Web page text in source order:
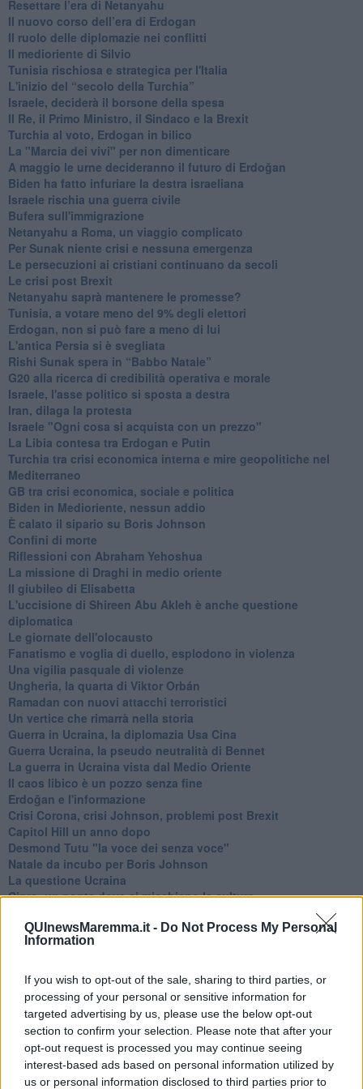
QUInewsMaremma.it - Do Not Process My Personal
Information
If you wish to opt-out of the sale, sharing to third parties, or
processing of your personal or sensitive information for
targeted advertising by us, please use the below opt-out
section to confirm your selection. Please note that after your
opt-out request is processed you may continue seeing
interest-based ads based on personal information utilized by
us or personal information disclosed to third parties prior to
Resettare l’era di Netanyahu
​Il nuovo corso dell’era di Erdogan
Il ruolo delle diplomazie nei conflitti
Il medioriente di Silvio
Tunisia rischiosa e strategica per l'Italia
L'inizio del “secolo della Turchia”
Israele, deciderà il borsone della spesa
Il Re, il Primo Ministro, il Sindaco e la Brexit
Turchia al voto, Erdogan in bilico
La "Marcia dei vivi" per non dimenticare
A maggio le urne decideranno il futuro di Erdoğan
Biden ha fatto infuriare la destra israeliana
Israele rischia una guerra civile
Bufera sull'immigrazione
Netanyahu a Roma, un viaggio complicato
Per Sunak niente crisi e nessuna emergenza
Le persecuzioni ai cristiani continuano da secoli
Le crisi post Brexit
Netanyahu saprà mantenere le promesse?
Tunisia, a votare meno del 9% degli elettori
Erdogan, non si può fare a meno di lui
L'antica Persia si è svegliata
Rishi Sunak spera in “Babbo Natale”
G20 alla ricerca di credibilità operativa e morale
Israele, l'asse politico si sposta a destra
Iran, dilaga la protesta
Israele "Ogni cosa si acquista con un prezzo"
La Libia contesa tra Erdogan e Putin
Turchia tra crisi economica interna e mire geopolitiche nel
Mediterraneo
GB tra crisi economica, sociale e politica
Biden in Medioriente, nessun addio
È calato il sipario su Boris Johnson
Confini di morte
Riflessioni con Abraham Yehoshua
La missione di Draghi in medio oriente
Il giubileo di Elisabetta
L'uccisione di Shireen Abu Akleh è anche questione
diplomatica
Le giornate dell'olocausto
Fanatismo e voglia di duello, esplodono in violenza
Una vigilia pasquale di violenze
Ungheria, la quarta di Viktor Orbán
Ramadan con nuovi attacchi terroristici
Un vertice che rimarrà nella storia
Guerra in Ucraina, la diplomazia Usa Cina
Guerra Ucraina, la pseudo neutralità di Bennet
La guerra in Ucraina vista dal Medio Oriente
​Il caos libico è un pozzo senza fine
Erdoğan e l'informazione
Crisi Corona, crisi Johnson, problemi post Brexit
Capitol Hill un anno dopo
Desmond Tutu "la voce dei senza voce"
Natale da incubo per Boris Johnson
La questione Ucraina
Cipro, un ponte dove si mischiano le culture
La questione israelo-palestinese ignorata dal G20
Erdogan continua a sfidare l'Occidente
Johnson, da Trump a Biden alla Brexit
L'AUKUS e il Quad
Biden, primo presidente USA non in guerra
Papa Bergoglio vedrà Viktor Orbán
Bennet, un giorno in attesa di Biden
Il ritorno dei talebani
​La lenta agonia del Libano